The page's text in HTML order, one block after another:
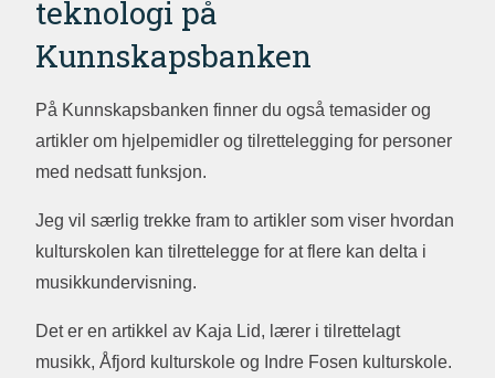
teknologi på
Kunnskapsbanken
På Kunnskapsbanken finner du også temasider og
artikler om hjelpemidler og tilrettelegging for personer
med nedsatt funksjon.
Jeg vil særlig trekke fram to artikler som viser hvordan
kulturskolen kan tilrettelegge for at flere kan delta i
musikkundervisning.
Det er en artikkel av Kaja Lid, lærer i tilrettelagt
musikk, Åfjord kulturskole og Indre Fosen kulturskole.